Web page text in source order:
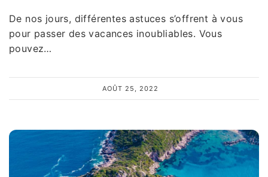
De nos jours, différentes astuces s’offrent à vous
pour passer des vacances inoubliables. Vous
pouvez…
AOÛT 25, 2022